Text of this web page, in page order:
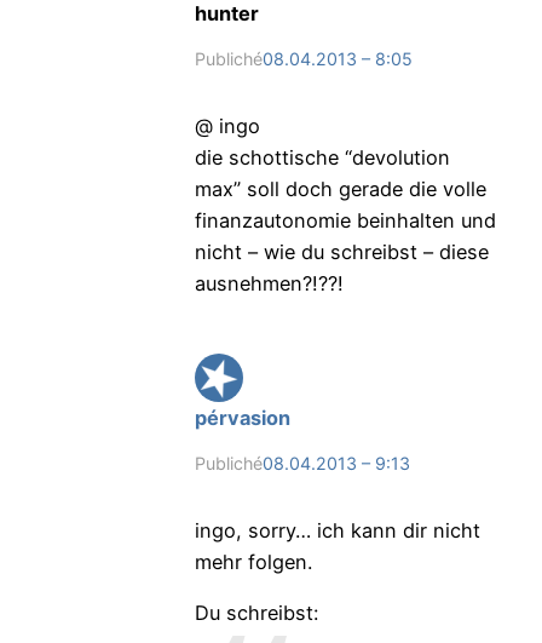
hunter
Publiché08.04.2013 – 8:05
@ ingo
die schottische “devolution
max” soll doch gerade die volle
finanzautonomie beinhalten und
nicht – wie du schreibst – diese
ausnehmen?!??!
pérvasion
Publiché08.04.2013 – 9:13
ingo, sorry… ich kann dir nicht
mehr folgen.
Du schreibst: